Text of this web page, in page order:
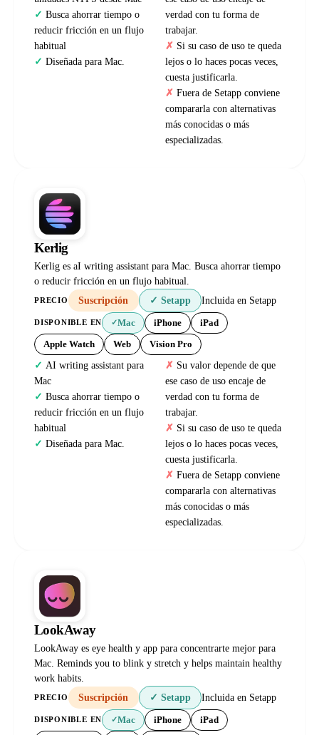
Busca ahorrar tiempo o
reducir fricción en un flujo
habitual
Diseñada para Mac.
verdad con tu forma de
trabajar.
Si su caso de uso te queda
lejos o lo haces pocas veces,
cuesta justificarla.
Fuera de Setapp conviene
compararla con alternativas
más conocidas o más
especializadas.
Kerlig
Kerlig es aI writing assistant para Mac. Busca ahorrar tiempo
o reducir fricción en un flujo habitual.
PRECIO Suscripción ✓ Setapp Incluida en Setapp
DISPONIBLE EN ✓Mac iPhone iPad
Apple Watch Web Vision Pro
AI writing assistant para
Mac
Busca ahorrar tiempo o
reducir fricción en un flujo
habitual
Diseñada para Mac.
Su valor depende de que
ese caso de uso encaje de
verdad con tu forma de
trabajar.
Si su caso de uso te queda
lejos o lo haces pocas veces,
cuesta justificarla.
Fuera de Setapp conviene
compararla con alternativas
más conocidas o más
especializadas.
LookAway
LookAway es eye health y app para concentrarte mejor para
Mac. Reminds you to blink y stretch y helps maintain healthy
work habits.
PRECIO Suscripción ✓ Setapp Incluida en Setapp
DISPONIBLE EN ✓Mac iPhone iPad